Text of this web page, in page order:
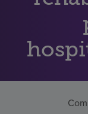
Inversores